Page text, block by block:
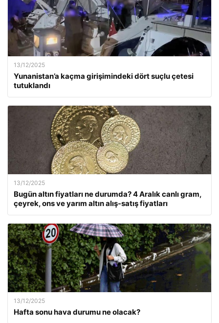
13/12/2025
Yunanistan’a kaçma girişimindeki dört suçlu çetesi
tutuklandı
13/12/2025
Bugün altın fiyatları ne durumda? 4 Aralık canlı gram,
çeyrek, ons ve yarım altın alış-satış fiyatları
13/12/2025
Hafta sonu hava durumu ne olacak?